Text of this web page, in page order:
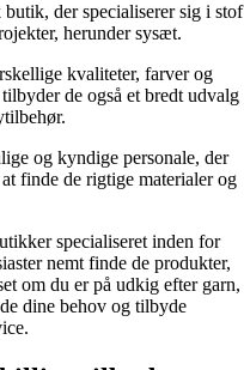
der specialiserer sig i stof
herunder sysæt.
kvaliteter, farver og
de også et bredt udvalg
og kyndige personale, der
finde de rigtige materialer og
specialiseret inden for
nemt finde de produkter,
om du er på udkig efter garn,
dine behov og tilbyde